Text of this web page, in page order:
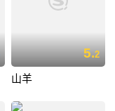
5.2
山羊